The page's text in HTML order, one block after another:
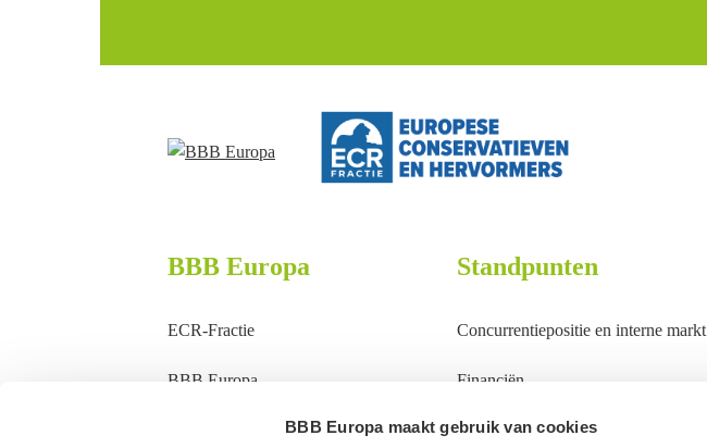
BBB Europa maakt gebruik van cookies
BBB Europa
ECR-Fractie
BBB Europa
Standpunten
Concurrentiepositie en interne markt
Financiën
Landbouw